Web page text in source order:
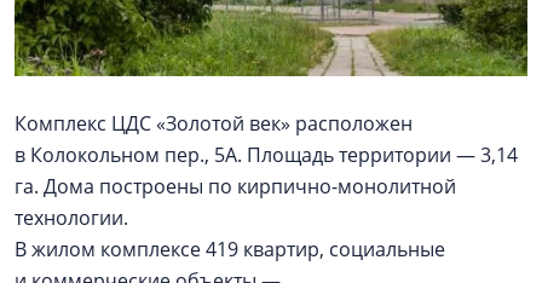
Комплекс ЦДС «Золотой век» расположен
в Колокольном пер., 5А. Площадь территории — 3,14
га. Дома построены по кирпично-монолитной
технологии.
В жилом комплексе 419 квартир, социальные